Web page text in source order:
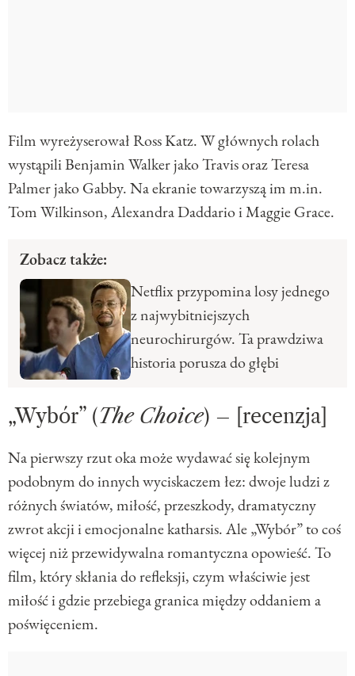
Film wyreżyserował Ross Katz. W głównych rolach
wystąpili Benjamin Walker jako Travis oraz Teresa
Palmer jako Gabby. Na ekranie towarzyszą im m.in.
Tom Wilkinson, Alexandra Daddario i Maggie Grace.
Zobacz także:
Netflix przypomina losy jednego
z najwybitniejszych
neurochirurgów. Ta prawdziwa
historia porusza do głębi
„Wybór” (The Choice) – [recenzja]
Na pierwszy rzut oka może wydawać się kolejnym
podobnym do innych wyciskaczem łez: dwoje ludzi z
różnych światów, miłość, przeszkody, dramatyczny
zwrot akcji i emocjonalne katharsis. Ale „Wybór” to coś
więcej niż przewidywalna romantyczna opowieść. To
film, który skłania do refleksji, czym właściwie jest
miłość i gdzie przebiega granica między oddaniem a
poświęceniem.